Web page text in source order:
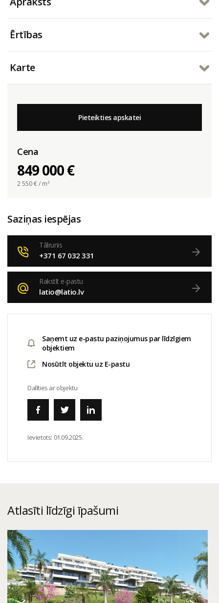
Ērtības
Karte
Pieteikties apskatei
Cena
849 000 €
2 550€ / m²
Saziņas iespējas
Tālrunis
+371 67 032 331
Rakstīt e-pastu
latio@latio.lv
Saņemt uz e-pastu paziņojumus par līdzīgiem
objektiem
Nosūtīt objektu uz E-pastu
Dalīties ar objektu
Ievietots: 01.09.2025.
Atlasīti līdzīgi īpašumi